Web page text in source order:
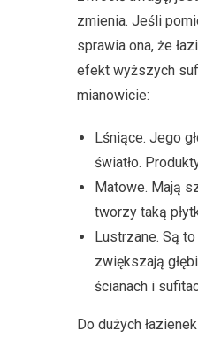
zmienia. Jeśli
sprawia ona, że
efekt wyższych
mianowicie:
Lśniące. Jego
światło.
Matowe. Mają
tworzy taką
Lustrzane. Są
zwiększają
ścianach i
Do dużych